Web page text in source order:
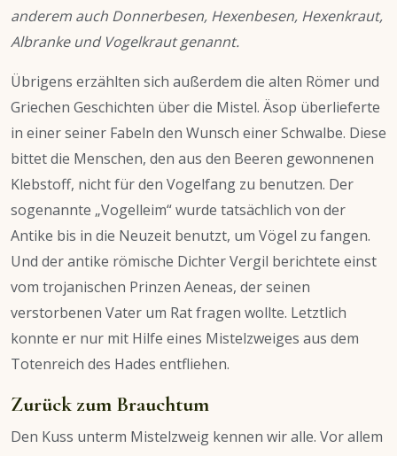
anderem auch Donnerbesen, Hexenbesen, Hexenkraut,
Albranke und Vogelkraut genannt.
Übrigens erzählten sich außerdem die alten Römer und
Griechen Geschichten über die Mistel. Äsop überlieferte
in einer seiner Fabeln den Wunsch einer Schwalbe. Diese
bittet die Menschen, den aus den Beeren gewonnenen
Klebstoff, nicht für den Vogelfang zu benutzen. Der
sogenannte „Vogelleim“ wurde tatsächlich von der
Antike bis in die Neuzeit benutzt, um Vögel zu fangen.
Und der antike römische Dichter Vergil berichtete einst
vom trojanischen Prinzen Aeneas, der seinen
verstorbenen Vater um Rat fragen wollte. Letztlich
konnte er nur mit Hilfe eines Mistelzweiges aus dem
Totenreich des Hades entfliehen.
Zurück zum Brauchtum
Den Kuss unterm Mistelzweig kennen wir alle. Vor allem